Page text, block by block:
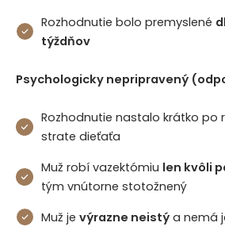
Rozhodnutie bolo premyslené
týždňov
Psychologicky nepripravený
Rozhodnutie nastalo krátko po
strate dieťaťa
Muž robí vazektómiu len kvôli
tým vnútorne stotožnený
Muž jevýrazne neistý a nemá